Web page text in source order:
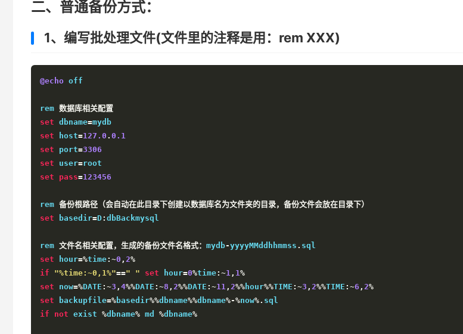
二、普通备份方式：
1、编写批处理文件(文件里的注释是用：rem XXX)
@echo off
rem 数据库相关配置
set dbname=
set host=127.0 . 0.1
set port=3306
set user=
set
pass=123456
rem 备份根路径（会自动在此目录下创建以数据库名为文件夹的目录，备份文件会放在目录下）
set basedir=D: dbBackmysql
rem 文件名相关配置，生成的备份文件名格式： mydb-yyyyMMddhhmmss .
set hour=%time:~0 , 2%
if
"%time:~0,1%"==" " set hour=0%time:~1 , 1%
set now=%DATE :~3 , 4%%DATE :~8 , 2%%DATE :~11 , 2%% hour%%TIME :~3 , 2%%TIME :~6 , 2%
set backupfile=%basedir%%dbname%%dbname%-%now%.
if
not exist %dbname% md %dbname%